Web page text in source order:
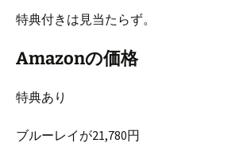
特典付きは見当たらず。
Amazonの価格
特典あり
ブルーレイが21,780円